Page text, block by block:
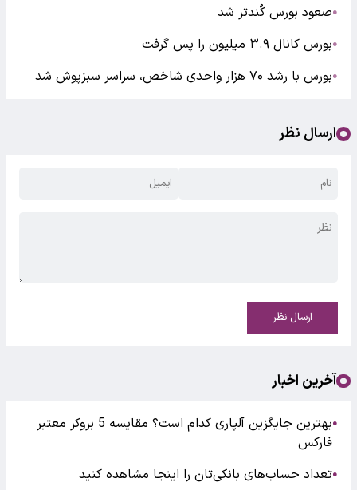
●صعود بورس کُندتر شد
●بورس کانال ۳.۹ میلیون را پس گرفت
●بورس با رشد ۷۰ هزار واحدی شاخص، سراسر سبزپوش شد
ارسال نظر
ارسال نظر
آخرین اخبار
●
بهترین جایگزین آلپاری کدام است؟ مقایسه 5 بروکر معتبر
فارکس
●تعداد حساب‌های بانکی‌تان را اینجا مشاهده کنید